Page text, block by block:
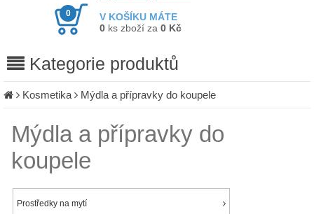
V KOŠÍKU MÁTE
0
0 ks zboží za 0 Kč
Kategorie produktů
Kosmetika Mýdla a přípravky do koupele
Mýdla a přípravky do
koupele
Prostředky na mytí